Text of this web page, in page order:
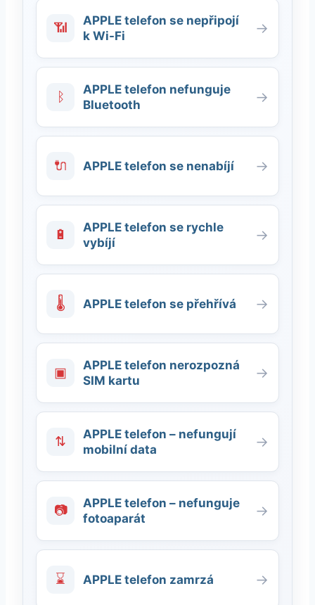
📶
APPLE telefon se nepřipojí
k Wi-Fi
→
ᛒ
APPLE telefon nefunguje
Bluetooth
→
🔌 APPLE telefon se nenabíjí →
🔋
APPLE telefon se rychle
vybíjí
→
🌡 APPLE telefon se přehřívá →
▣
APPLE telefon nerozpozná
SIM kartu
→
⇅
APPLE telefon – nefungují
mobilní data
→
📷
APPLE telefon – nefunguje
fotoaparát
→
⌛ APPLE telefon zamrzá →